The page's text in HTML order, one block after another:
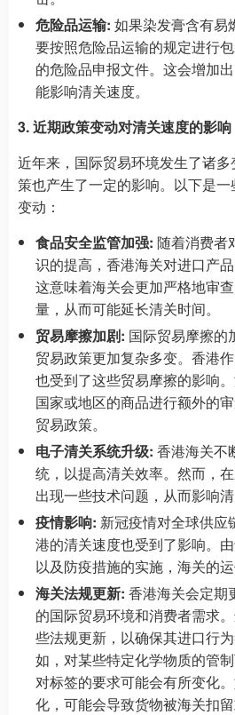
危险品运输: 如果染发膏含有易
要按照危险品运输的规定进行
的危险品申报文件。这会增加
能影响清关速度。
3. 近期政策变动对清关速度的影响
近年来，国际贸易环境发生了诸
策也产生了一定的影响。以下是
变动：
食品安全监管加强: 随着消费者
识的提高，香港海关对进口产
这意味着海关会更加严格地审
量，从而可能延长清关时间。
贸易摩擦加剧: 国际贸易摩擦的
贸易政策更加复杂多变。香港
也受到了这些贸易摩擦的影响
国家或地区的商品进行额外的
贸易政策。
电子清关系统升级: 香港海关不
统，以提高清关效率。然而，
出现一些技术问题，从而影响清
疫情影响: 新冠疫情对全球供应
港的清关速度也受到了影响。
以及防疫措施的实施，海关的运
海关法规更新: 香港海关会定期
的国际贸易环境和消费者需求
些法规更新，以确保其进口行
如，对某些特定化学物质的管
对标签的要求可能会有所变化
化，可能会导致货物被海关扣留